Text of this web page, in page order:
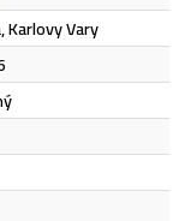
údajů.
Odeslat
příjemné místo k
obora Linhart,
na Svatošské skály
aktivit. Pokud
a nastěhujete se
na vyžádání.
výhodně
dům/chalupa. Bez
ploch objektu jsou
Karlovy Vary